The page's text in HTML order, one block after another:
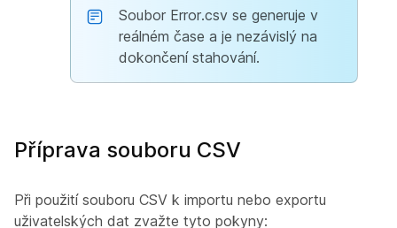
Soubor Error.csv se generuje v
reálném čase a je nezávislý na
dokončení stahování.
Příprava souboru CSV
Při použití souboru CSV k importu nebo exportu
uživatelských dat zvažte tyto pokyny: